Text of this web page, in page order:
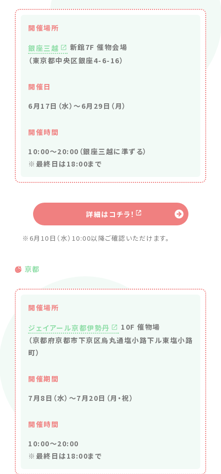
開催場所
銀座三越
新館7F 催物会場
（東京都中央区銀座4-6-16）
開催日
6月17日（水）〜6月29日（月）
開催時間
10:00〜20:00（銀座三越に準ずる）
※最終日は18:00まで
詳細はコチラ！
※6月10日（水）10:00以降ご確認いただけます。
京都
開催場所
ジェイアール京都伊勢丹
10F 催物場
（京都府京都市下京区烏丸通塩小路下ル東塩小路
町）
開催期間
7月8日（水）〜7月20日（月・祝）
開催時間
10:00〜20:00
※最終日は18:00まで